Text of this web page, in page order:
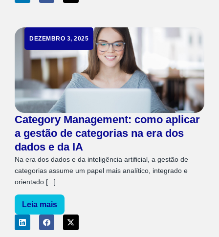
DEZEMBRO 3, 2025
Category Management: como aplicar
a gestão de categorias na era dos
dados e da IA
Na era dos dados e da inteligência artificial, a gestão de
categorias assume um papel mais analítico, integrado e
orientado [...]
Leia mais